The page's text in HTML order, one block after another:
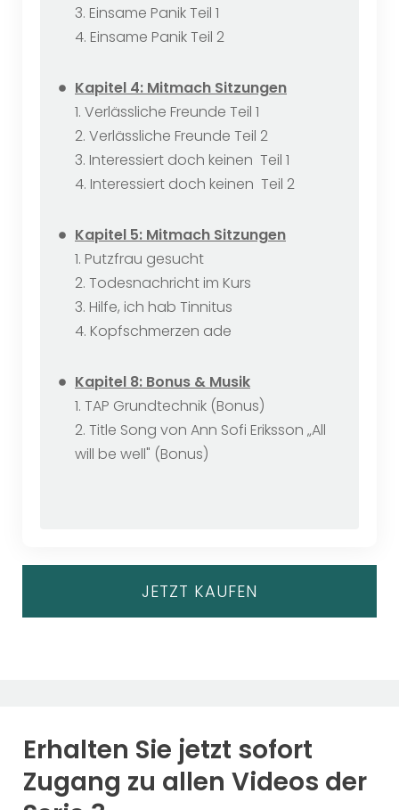
3. Einsame Panik Teil 1
4. Einsame Panik Teil 2
Kapitel 4: Mitmach Sitzungen
1. Verlässliche Freunde Teil 1
2. Verlässliche Freunde Teil 2
3. Interessiert doch keinen Teil 1
4. Interessiert doch keinen Teil 2
Kapitel 5: Mitmach Sitzungen
1. Putzfrau gesucht
2. Todesnachricht im Kurs
3. Hilfe, ich hab Tinnitus
4. Kopfschmerzen ade
Kapitel 8: Bonus & Musik
1. TAP Grundtechnik (Bonus)
2. Title Song von Ann Sofi Eriksson „All
will be well" (Bonus)
JETZT KAUFEN
Erhalten Sie jetzt sofort
Zugang zu allen Videos der